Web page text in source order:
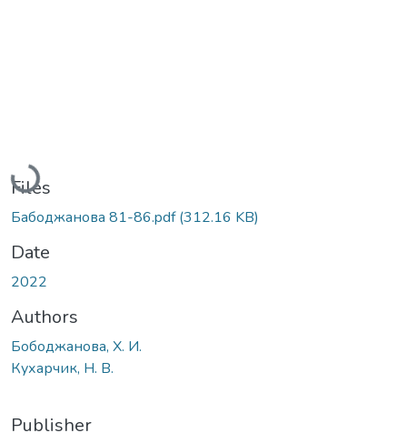
Loading...
Files
Бабоджанова 81-86.pdf(312.16 KB)
Date
2022
Authors
Бободжанова, Х. И.
Кухарчик, Н. В.
Publisher